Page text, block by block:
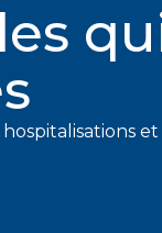
et